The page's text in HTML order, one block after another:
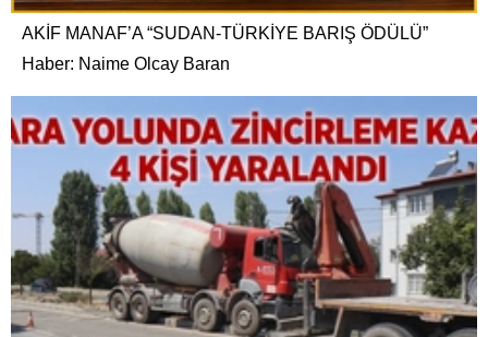
AKİF MANAF’A “SUDAN-TÜRKİYE BARIŞ ÖDÜLÜ”
Haber: Naime Olcay Baran